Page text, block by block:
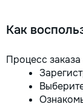
Как
Процесс